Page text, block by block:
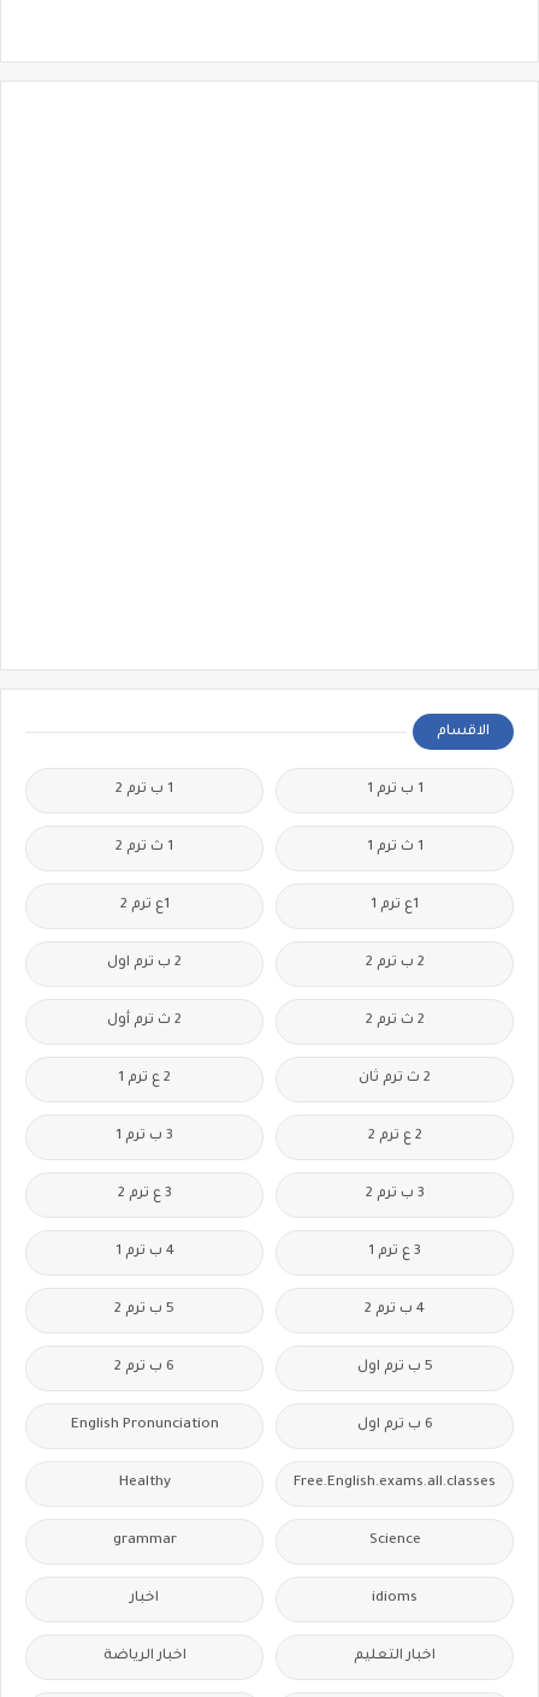
الاقسام
1 ب ترم 1 1 ب ترم 2
1 ث ترم 1 1 ث ترم 2
1ع ترم 1 1ع ترم 2
2 ب ترم 2 2 ب ترم اول
2 ث ترم 2 2 ث ترم أول
2 ث ترم ثان 2 ع ترم 1
2 ع ترم 2 3 ب ترم 1
3 ب ترم 2 3 ع ترم 2
3 ع ترم 1 4 ب ترم 1
4 ب ترم 2 5 ب ترم 2
5 ب ترم اول 6 ب ترم 2
6 ب ترم اول English Pronunciation
Free.English.exams.all.classes
Healthy
Science
grammar
idioms اخبار
اخبار التعليم اخبار الرياضة